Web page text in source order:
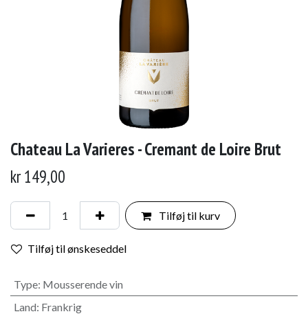
Chateau La Varieres - Cremant de Loire Brut
kr149,00
Tilføj til kurv
Tilføj til ønskeseddel
Type: Mousserende vin
Land: Frankrig